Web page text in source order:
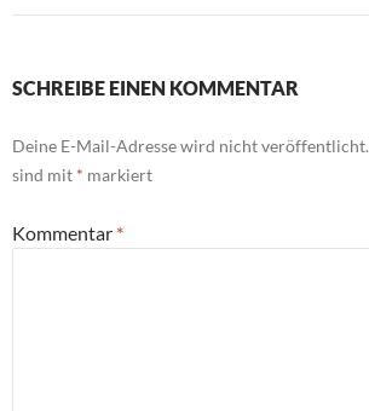
SCHREIBE EINEN KOMMENTAR
Deine E-Mail-Adresse wird nicht veröffentlicht.
sind mit * markiert
Kommentar *